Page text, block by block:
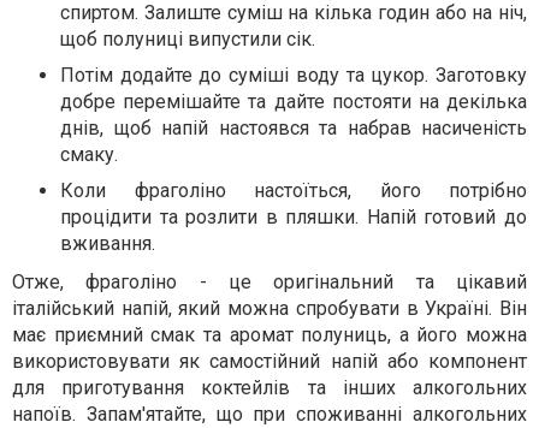
спиртом. Залиште суміш на кілька годин або на ніч,
щоб полуниці випустили сік.
Потім додайте до суміші воду та цукор. Заготовку
добре перемішайте та дайте постояти на декілька
днів, щоб напій настоявся та набрав насиченість
смаку.
Коли фраголіно настоїться, його потрібно
процідити та розлити в пляшки. Напій готовий до
вживання.
Отже, фраголіно - це оригінальний та цікавий
італійський напій, який можна спробувати в Україні. Він
має приємний смак та аромат полуниць, а його можна
використовувати як самостійний напій або компонент
для приготування коктейлів та інших алкогольних
напоїв. Запам'ятайте, що при споживанні алкогольних